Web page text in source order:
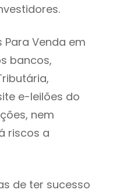
Venda em
bancos,
e-leilões do
nem
riscos a
de ter sucesso